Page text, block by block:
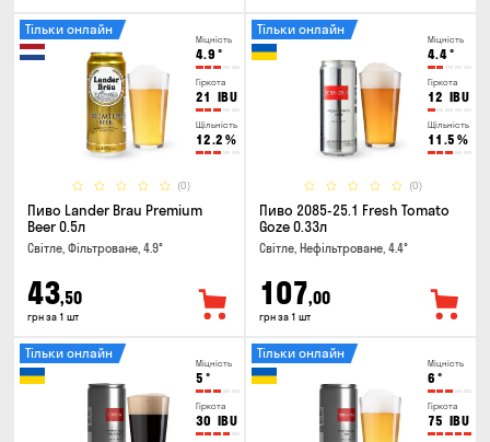
Міцність
4.9 °
Гіркота
21 IBU
Щільність
12.2 %
(0)
Тільки онлайн
Пиво Lander Brau Premium
Beer 0.5л
Світле, Фільтроване, 4.9°
43,50
грн за 1 шт
Міцність
4.4°
Гіркота
12 IBU
Щільність
11.5 %
(0)
Тільки онлайн
Пиво 2085-25.1 Fresh Tomato
Goze 0.33л
Світле, Нефільтроване, 4.4°
107,00
грн за 1 шт
Міцність
5 °
Гіркота
30 IBU
Тільки онлайн
Міцність
6 °
Гіркота
75 IBU
Тільки онлайн